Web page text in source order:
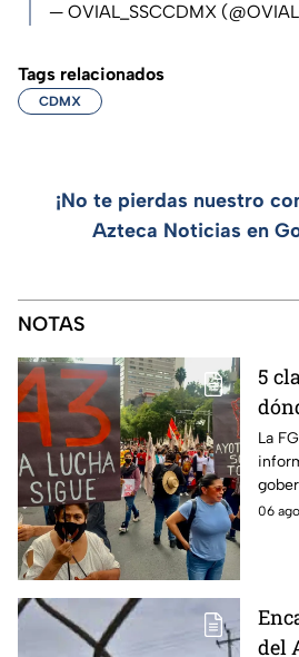
— OVIAL_SSCCDMX
Tags relacionados
CDMX
¡No te pierdas nuestro
Azteca Noticias en
NOTAS
5
de
La
06
del